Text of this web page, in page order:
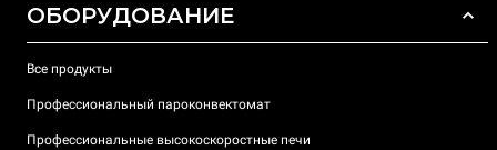
ОБОРУДОВАНИЕ
Все продукты
Профессиональный пароконвектомат
Профессиональные высокоскоростные печи